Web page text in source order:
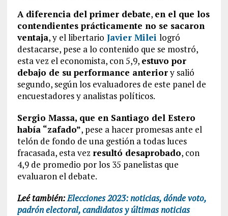
A diferencia del primer debate, en el que los
contendientes prácticamente no se sacaron
ventaja, y el libertario Javier Milei logró
destacarse, pese a lo contenido que se mostró,
esta vez el economista, con 5,9, estuvo por
debajo de su performance anteriory salió
segundo, según los evaluadores de este panel de
encuestadores y analistas políticos.
Sergio Massa, que en Santiago del Estero
había “zafado”, pese a hacer promesas ante el
telón de fondo de una gestión a todas luces
fracasada, esta vez resultó desaprobado, con
4,9 de promedio por los 35 panelistas que
evaluaron el debate.
Leé también:Elecciones 2023: noticias, dónde voto,
padrón electoral, candidatos y últimas noticias